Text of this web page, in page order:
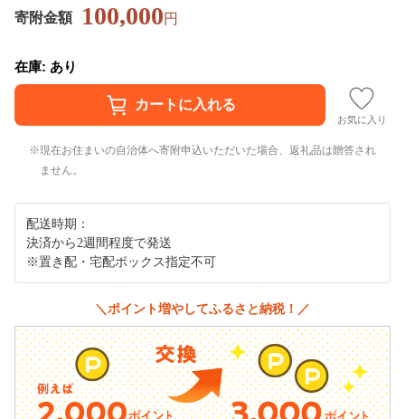
寄附金額 100,000円
在庫: あり
お気に入り
現在お住まいの自治体へ寄附申込いただいた場合、返礼品は贈答され
ません。
配送時期：
決済から2週間程度で発送
※置き配・宅配ボックス指定不可
＼ポイント増やしてふるさと納税！／